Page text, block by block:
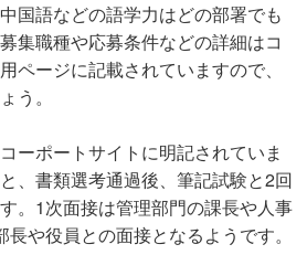
国語などの語学力はどの部署でも
集職種や応募条件などの詳細はコ
ページに記載されていますので、
う。
ーポートサイトに明記されていま
、書類選考通過後、筆記試験と2回
。1次面接は管理部門の課長や人事
や役員との面接となるようです。